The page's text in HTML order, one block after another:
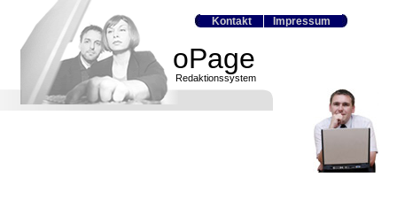
oPage
Redaktionssystem
Kontakt Impressum